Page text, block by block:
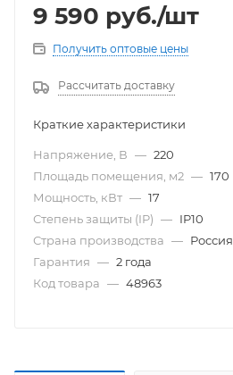
9 590 руб./шт
Получить оптовые цены
Рассчитать доставку
Краткие характеристики
Напряжение, В — 220
Площадь помещения, м2 — 170
Мощность, кВт — 17
Степень защиты (IP) — IP10
Страна производства — Россия
Гарантия — 2 года
Код товара — 48963